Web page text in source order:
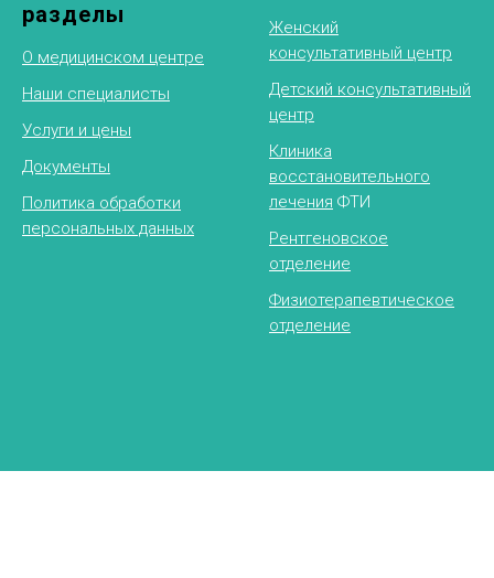
разделы
О медицинском центре
Наши специалисты
Услуги и цены
Документы
Политика обработки
персональных данных
Женский
консультативный центр
Детский консультативный
центр
Клиника
восстановительного
лечения ФТИ
Рентгеновское
отделение
Физиотерапевтическое
отделение